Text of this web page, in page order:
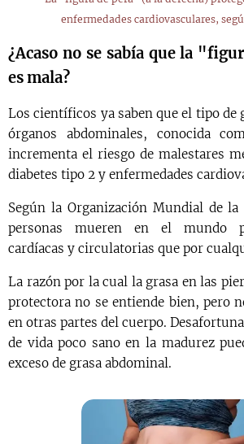
enfermedades cardiovasculares,
¿Acaso no se sabía que la
es mala?
Los científicos ya saben que el tipo de
órganos abdominales, conocida
incrementa el riesgo de malestares
diabetes tipo 2 y enfermedades
Según la Organización Mundial de la
personas mueren en el mundo
cardíacas y circulatorias que por
La razón por la cual la grasa en las
protectora no se entiende bien, pero
en otras partes del cuerpo.
de vida poco sano en la madurez
exceso de grasa abdominal.